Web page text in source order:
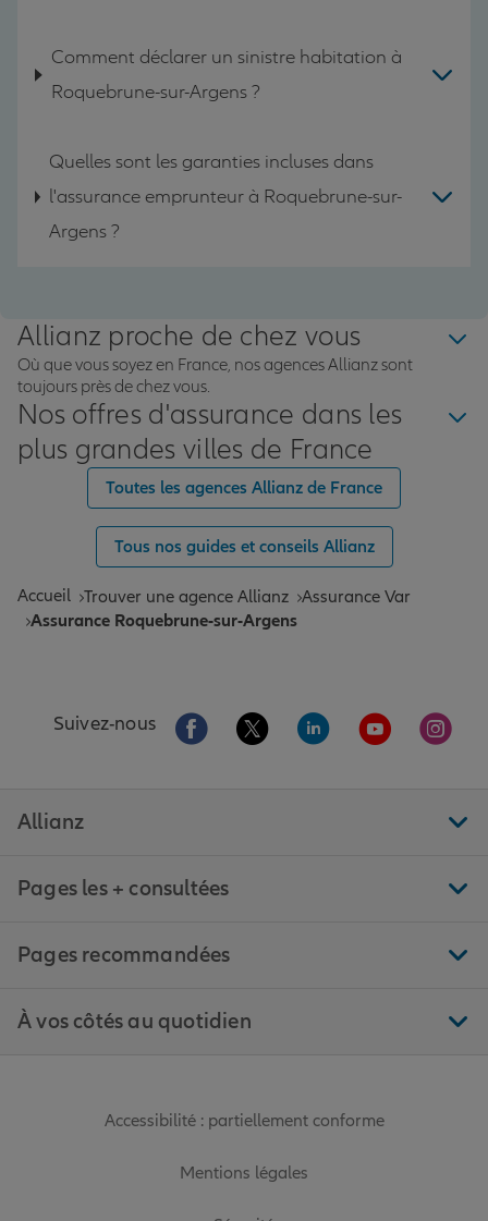
Comment déclarer un sinistre habitation à
Roquebrune-sur-Argens ?
Quelles sont les garanties incluses dans
l'assurance emprunteur à Roquebrune-sur-
Argens ?
Allianz proche de chez vous
Où que vous soyez en France, nos agences Allianz sont
toujours près de chez vous.
Nos offres d'assurance dans les
plus grandes villes de France
Toutes les agences Allianz de France
Tous nos guides et conseils Allianz
Accueil Trouver une agence Allianz Assurance Var
Assurance Roquebrune-sur-Argens
Suivez-nous Aller sur la page Facebook de Allianz
Aller sur la page Twitter de
Aller sur la page
Aller sur la
Aller
Allianz
Pages les + consultées
Pages recommandées
À vos côtés au quotidien
Accessibilité : partiellement conforme
Mentions légales